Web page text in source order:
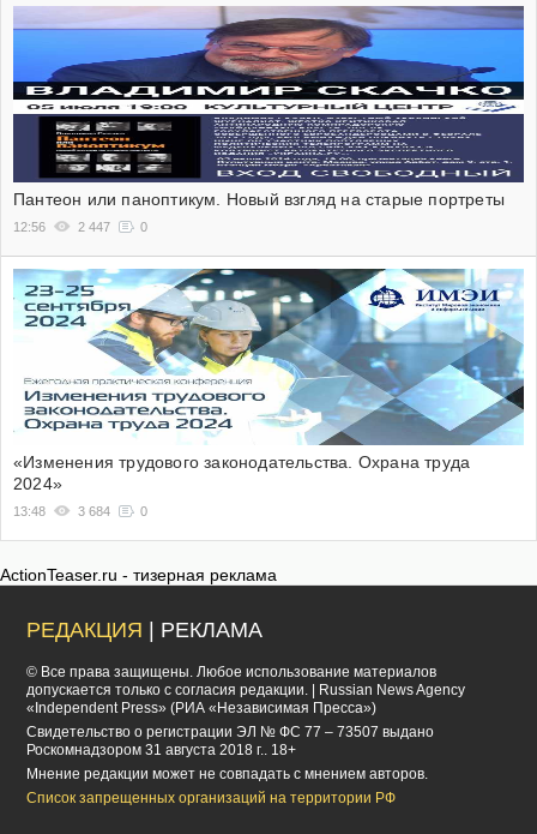
Пантеон или паноптикум. Новый взгляд на старые портреты
12:56 2 447 0
«Изменения трудового законодательства. Охрана труда
2024»
13:48 3 684 0
ActionTeaser.ru - тизерная реклама
РЕДАКЦИЯ | РЕКЛАМА
© Все права защищены. Любое использование материалов
допускается только с согласия редакции. | Russian News Agency
«Independent Press» (РИА «Независимая Пресса»)
Cвидетельство о регистрации ЭЛ № ФС 77 – 73507 выдано
Роскомнадзором 31 августа 2018 г.. 18+
Мнение редакции может не совпадать с мнением авторов.
Список запрещенных организаций на территории РФ